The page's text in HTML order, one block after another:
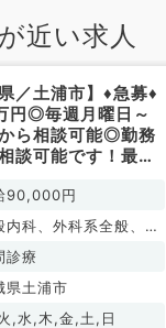
近い求人
県／土浦市】♦急募♦
円◎毎週月曜日～
ら相談可能◎勤務
談可能です！最寄
のお仕事です！
・外科系／非常
90,000円
内科、外科系全般、一
科
診療
県土浦市
,水,木,金,土,日